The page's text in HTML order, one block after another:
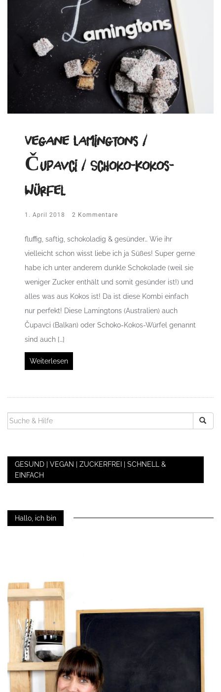
Vegane Lamingtons /
Čupavci / Schoko-Kokos-
Würfel
1. April 2018 2 Kommentare
fluffig, saftig, schokoladig & gesünder… Wie ihr
vielleicht schon wisst liebe ich ja Süßes! Super gerne
habe ich unter anderem dunkle Schokolade (weil sie
weniger Zucker enthält und somit gesünder ist!) und
alles was aus Kokos ist! Da ist diese Kombi einfach
nur perfekt! Diese Lamingtons (Australien) auch
Čupavci (Balkan) oder Schoko-Kokos-Würfel genannt
sind auch […]
Weiterlesen
SUCHEN
NACH:
GESUND | VEGAN | ZUCKERFREI | SCHNELL &
EINFACH
Hallo, ich bin